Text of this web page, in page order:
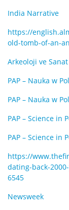
India Narrative
https://
old-tomb-of-an-
Arkeoloji ve Sanat
PAP – Nauka w
PAP – Nauka w
PAP – Science in
PAP – Science in
https://
dating-back-
6545
Newsweek